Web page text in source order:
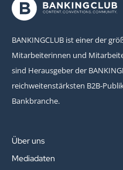
BANKINGCLUB ist einer der
Mitarbeiterinnen und
sind Herausgeber der
reichweitenstärksten B2B-
Bankbranche.
Über uns
Mediadaten